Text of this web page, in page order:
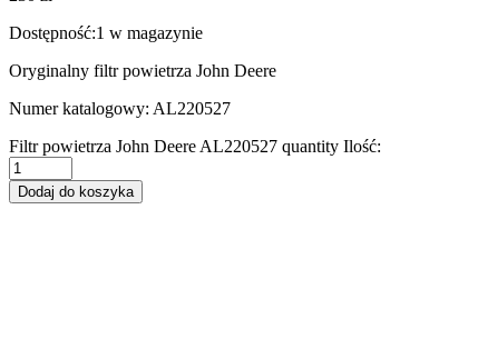
Dostępność:1 w magazynie
Oryginalny filtr powietrza John Deere
Numer katalogowy: AL220527
Filtr powietrza John Deere AL220527 quantity Ilość:
Dodaj do koszyka